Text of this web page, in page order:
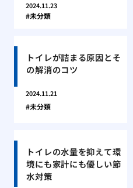
2024.11.23
未分類
トイレが詰まる原因とそ
の解消のコツ
2024.11.21
未分類
トイレの水量を抑えて環
境にも家計にも優しい節
水対策